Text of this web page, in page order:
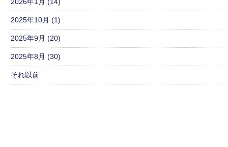
2025年10月 (1)
2025年9月 (20)
2025年8月 (30)
それ以前